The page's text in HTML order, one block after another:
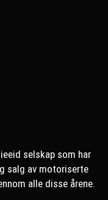
selskap som har
salg av motoriserte
alle disse årene.